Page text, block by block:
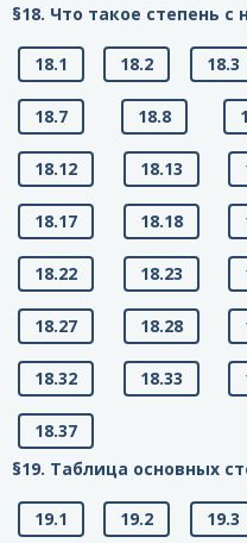
§18. Что такое степень
18.1 18.2 18.3
18.7 18.8
18.12 18.13
18.17 18.18
18.22 18.23
18.27 18.28
18.32 18.33
18.37
§19. Таблица основных
19.1 19.2 19.3